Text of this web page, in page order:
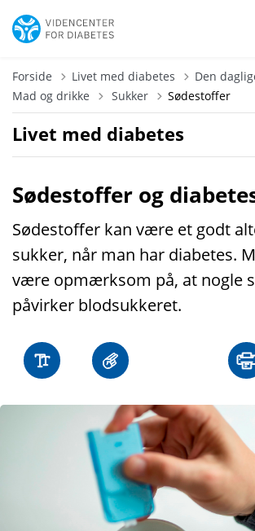
Forside Livet med diabetes
Den
Mad og drikke
Tilbage til
Sukker Sødestoffer
Livet med diabetes
Sødestoffer og
Sødestoffer kan være et godt
sukker, når man har diabetes.
være opmærksom på, at nogle
påvirker blodsukkeret.